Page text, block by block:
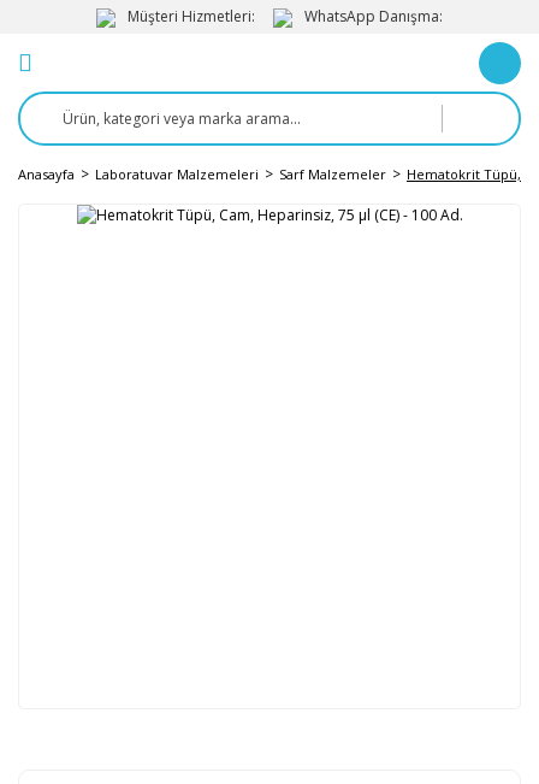
Müşteri Hizmetleri: WhatsApp Danışma:
Anasayfa Laboratuvar Malzemeleri Sarf Malzemeler Hematokrit Tüpü,